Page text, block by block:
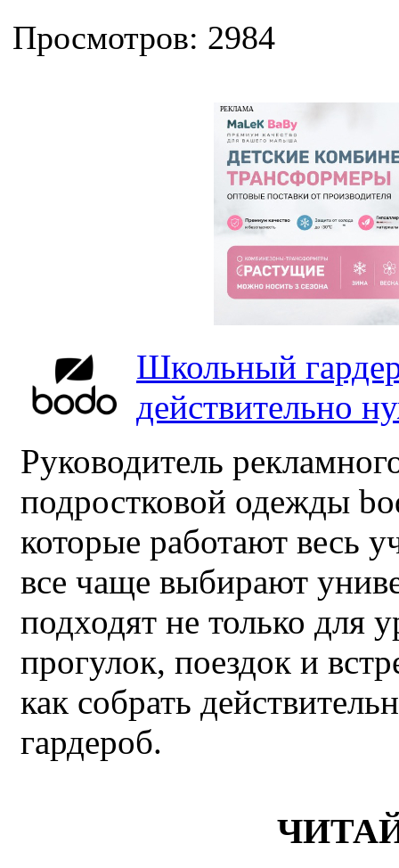
Просмотров: 2984
РЕКЛАМА
Школьный
действительно
Руководитель
подростковой одежды
которые работают весь
все чаще выбирают
подходят не только для
прогулок, поездок и
как собрать
гардероб.